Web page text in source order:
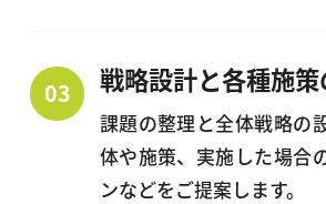
戦略設計と各種施
課題の整理と全体戦略の
体や施策、実施した場合
ンなどをご提案します。